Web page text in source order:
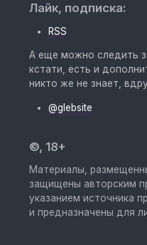
Лайк, подписка:
RSS
А еще можно следить
кстати, есть и
никто же не знает,
@glebsite
©, 18+
Материалы,
защищены авторским
указанием источника
и предназначены для